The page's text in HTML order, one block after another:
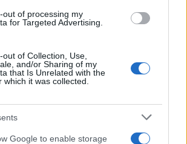
out of processing my
for Targeted Advertising.
of Collection, Use,
and/or Sharing of my
that Is Unrelated with the
which it was collected.
Google to enable storage